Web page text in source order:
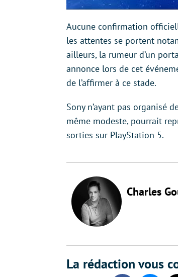
Aucune confirmation
les attentes se portent
ailleurs, la rumeur d’un
annonce lors de cet
de l’affirmer à ce stade.
Sony n’ayant pas organisé
même modeste, pourrait
sorties sur PlayStation 5.
Charles
La rédaction vous